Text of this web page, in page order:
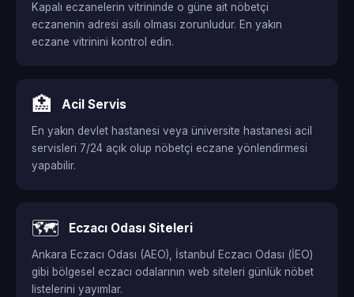
Kapalı eczanelerin vitrininde o güne ait nöbetçi
eczanenin adresi asılı olması zorunludur. En yakın
eczane vitrinini kontrol edin.
🏥 Acil Servis
En yakın devlet hastanesi veya üniversite hastanesi acil
servisleri 7/24 açık olup nöbetçi eczane yönlendirmesi
yapabilir.
🗺️ Eczacı Odası Siteleri
Ankara Eczacı Odası (AEO), İstanbul Eczacı Odası (İEO)
gibi bölgesel eczacı odalarının web siteleri günlük nöbet
listelerini yayımlar.